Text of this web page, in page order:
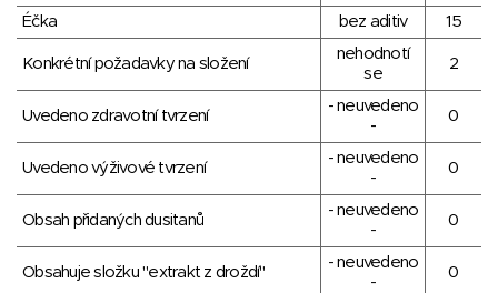
Éčka
bez aditiv 15
Konkrétní požadavky na složení
nehodnotí
se
2
Uvedeno zdravotní tvrzení
- neuvedeno
-
0
Uvedeno výživové tvrzení
- neuvedeno
-
0
Obsah přidaných dusitanů
- neuvedeno
-
0
Obsahuje složku "extrakt z droždí"
- neuvedeno
-
0